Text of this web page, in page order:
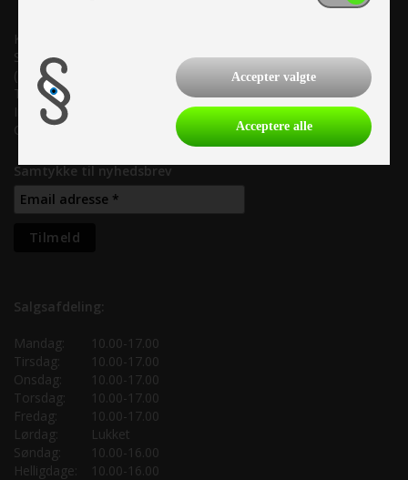
Kronjyllands Camping Center A/S
Suderholmen 10, 8960 Randers SØ
(Lige ud til Grenåvej)
Tlf. +45 87 10 98 70
Info@as-kcc.dk
CVR: 33 38 77 33
Samtykke til nyhedsbrev
Salgsafdeling:
Mandag:
10.00-17.00
Tirsdag:
10.00-17.00
Onsdag:
10.00-17.00
Torsdag:
10.00-17.00
Fredag:
10.00-17.00
Lørdag:
Lukket
Søndag:
10.00-16.00
Helligdage:
10.00-16.00
Accepter valgte
Acceptere alle